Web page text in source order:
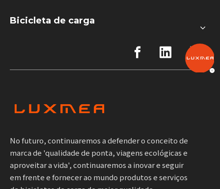
Bicicleta de carga
No futuro, continuaremos a defender o conceito de
marca de 'qualidade de ponta, viagens ecológicas e
aproveitar a vida', continuaremos a inovar e seguir
em frente e fornecer ao mundo produtos e serviços